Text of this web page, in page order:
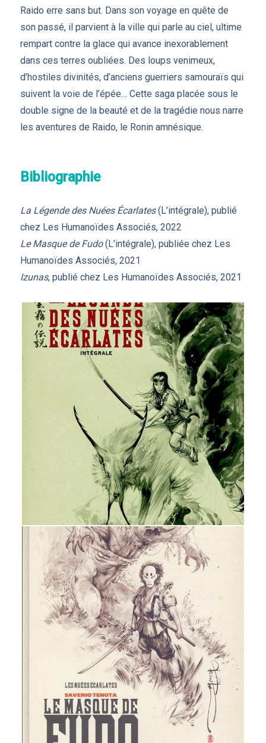
Raido erre sans but. Dans son voyage en quête de
son passé, il parvient à la ville qui parle au ciel, ultime
rempart contre la glace qui avance inexorablement
dans ces terres oubliées. Des loups venimeux,
d’hostiles divinités, d’anciens guerriers samouraïs qui
suivent la voie de l’épée… Cette saga placée sous le
double signe de la beauté et de la tragédie nous narre
les aventures de Raido, le Ronin amnésique.
Bibliographie
La Légende des Nuées Écarlates(L’intégrale), publié
chez Les Humanoïdes Associés, 2022
Le Masque de Fudo(L’intégrale), publiée chez Les
Humanoïdes Associés, 2021
Izunas, publié chez Les Humanoïdes Associés, 2021